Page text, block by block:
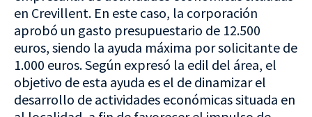
en Crevillent. En este caso, la corporación
aprobó un gasto presupuestario de 12.500
euros, siendo la ayuda máxima por solicitante de
1.000 euros. Según expresó la edil del área, el
objetivo de esta ayuda es el de dinamizar el
desarrollo de actividades económicas situada en